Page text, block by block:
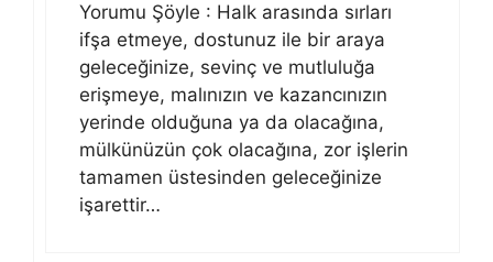
Yorumu Şöyle : Halk arasında sırları
ifşa etmeye, dostunuz ile bir araya
geleceğinize, sevinç ve mutluluğa
erişmeye, malınızın ve kazancınızın
yerinde olduğuna ya da olacağına,
mülkünüzün çok olacağına, zor işlerin
tamamen üstesinden geleceğinize
işarettir…